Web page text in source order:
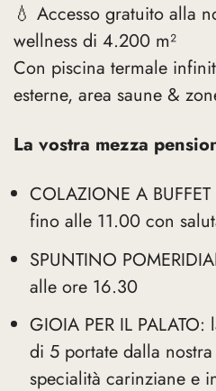
💧 Accesso gratuito alla
wellness di 4.200 m²
Con piscina termale
esterne, area saune &
La vostra mezza
COLAZIONE A
fino alle 11.00 con
SPUNTINO
alle ore 16.30
GIOIA PER IL
di 5 portate dalla
specialità carinziane e